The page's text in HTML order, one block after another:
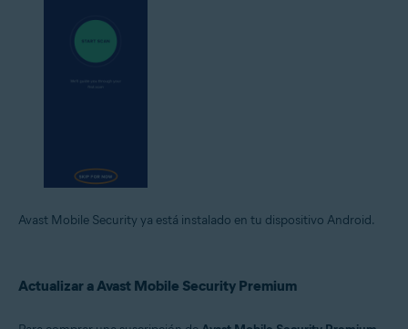
Avast Mobile Security ya está instalado en tu dispositivo Android.
Actualizar a Avast Mobile Security Premium